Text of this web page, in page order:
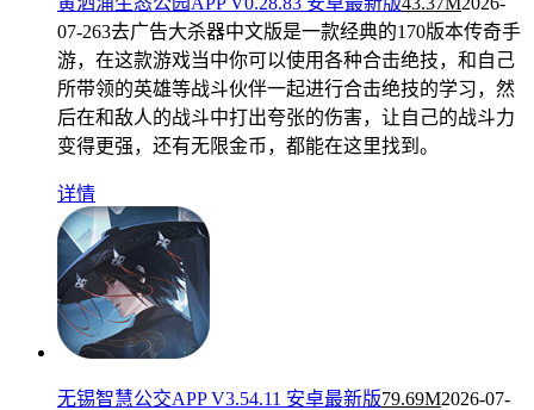
07-263去广告大杀器中文版是一款经典的170版本传奇手
游，在这款游戏当中你可以使用各种合击绝技，和自己
所带领的英雄等战斗伙伴一起进行合击绝技的学习，然
后在和敌人的战斗中打出夸张的伤害，让自己的战斗力
变得更强，还有无限金币，都能在这里找到。
详情
无锡智慧公交APP V3.54.11 安卓最新版79.69M2026-07-